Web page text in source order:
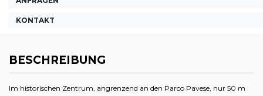
KONTAKT
BESCHREIBUNG
Im historischen Zentrum, angrenzend an den Parco Pavese, nur 50 m